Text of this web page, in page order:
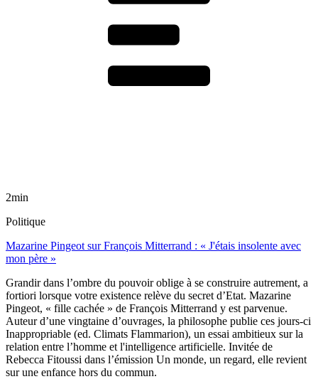
2min
Politique
Mazarine Pingeot sur François Mitterrand : « J'étais insolente avec
mon père »
Grandir dans l’ombre du pouvoir oblige à se construire autrement, a
fortiori lorsque votre existence relève du secret d’Etat. Mazarine
Pingeot, « fille cachée » de François Mitterrand y est parvenue.
Auteur d’une vingtaine d’ouvrages, la philosophe publie ces jours-ci
Inappropriable (ed. Climats Flammarion), un essai ambitieux sur la
relation entre l’homme et l'intelligence artificielle. Invitée de
Rebecca Fitoussi dans l’émission Un monde, un regard, elle revient
sur une enfance hors du commun.